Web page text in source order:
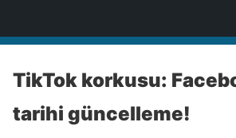
TikTok korkusu:
tarihi güncelleme!